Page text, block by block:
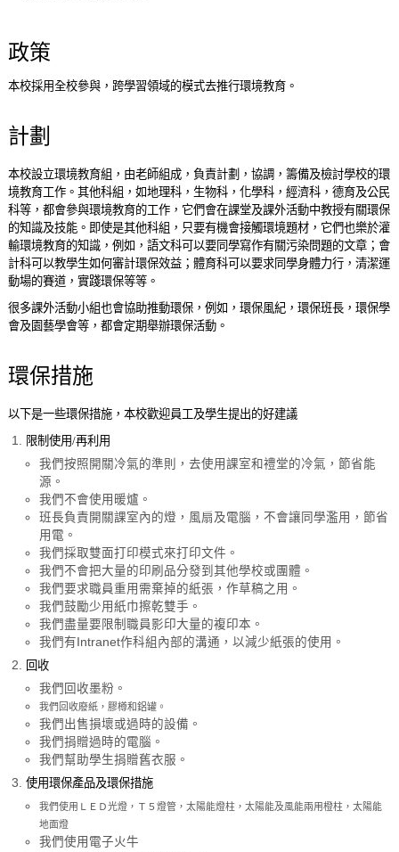
政策
本校採用全校參與，跨學習領域的模式去推行環境教育。
計劃
本校設立環境教育組，由老師組成，負責計劃，協調，籌備及檢討學校的環
境教育工作。其他科組，如地理科，生物科，化學科，經濟科，德育及公民
科等，都會參與環境教育的工作，它們會在課堂及課外活動中教授有關環保
的知識及技能。即使是其他科組，只要有機會接觸環境題材，它們也樂於灌
輸環境教育的知識，例如，語文科可以要同學寫作有關污染問題的文章；會
計科可以教學生如何審計環保效益；體育科可以要求同學身體力行，清潔運
動場的賽道，實踐環保等等。
很多課外活動小組也會協助推動環保，例如，環保風紀，環保班長，環保學
會及園藝學會等，都會定期舉辦環保活動。
環保措施
以下是一些環保措施，本校歡迎員工及學生提出的好建議
限制使用/再利用
我們按照開關冷氣的準則，去使用課室和禮堂的冷氣，節省能
源。
我們不會使用暖爐。
班長負責開關課室內的燈，風扇及電腦，不會讓同學濫用，節省
用電。
我們採取雙面打印模式來打印文件。
我們不會把大量的印刷品分發到其他學校或團體。
我們要求職員重用需棄掉的紙張，作草稿之用。
我們鼓勵少用紙巾擦乾雙手。
我們盡量要限制職員影印大量的複印本。
我們有Intranet作科組內部的溝通，以減少紙張的使用。
回收
我們回收墨粉。
我們回收廢紙，膠樽和鋁罐。
我們出售損壞或過時的設備。
我們捐贈過時的電腦。
我們幫助學生捐贈舊衣服。
使用環保產品及環保措施
我們使用ＬＥＤ光燈，Ｔ５燈管，太陽能燈柱，太陽能及風能兩用橙柱，太陽能
地面燈
我們使用電子火牛